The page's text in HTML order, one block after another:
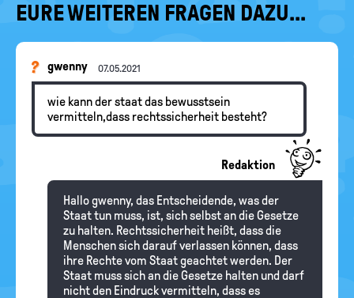
EURE WEITEREN FRAGEN DAZU...
gwenny 07.05.2021
wie kann der staat das bewusstsein
vermitteln,dass rechtssicherheit besteht?
Redaktion
Hallo gwenny, das Entscheidende, was der
Staat tun muss, ist, sich selbst an die Gesetze
zu halten. Rechtssicherheit heißt, dass die
Menschen sich darauf verlassen können, dass
ihre Rechte vom Staat geachtet werden. Der
Staat muss sich an die Gesetze halten und darf
nicht den Eindruck vermitteln, dass es